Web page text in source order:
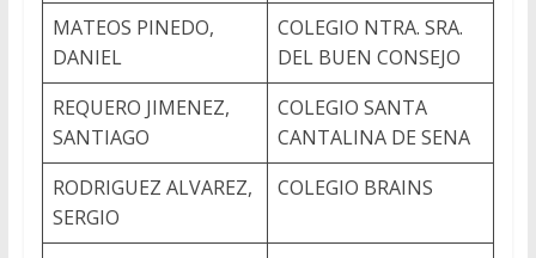
MATEOS PINEDO,
DANIEL
COLEGIO NTRA. SRA.
DEL BUEN CONSEJO
REQUERO JIMENEZ,
SANTIAGO
COLEGIO SANTA
CANTALINA DE SENA
RODRIGUEZ ALVAREZ,
SERGIO
COLEGIO BRAINS